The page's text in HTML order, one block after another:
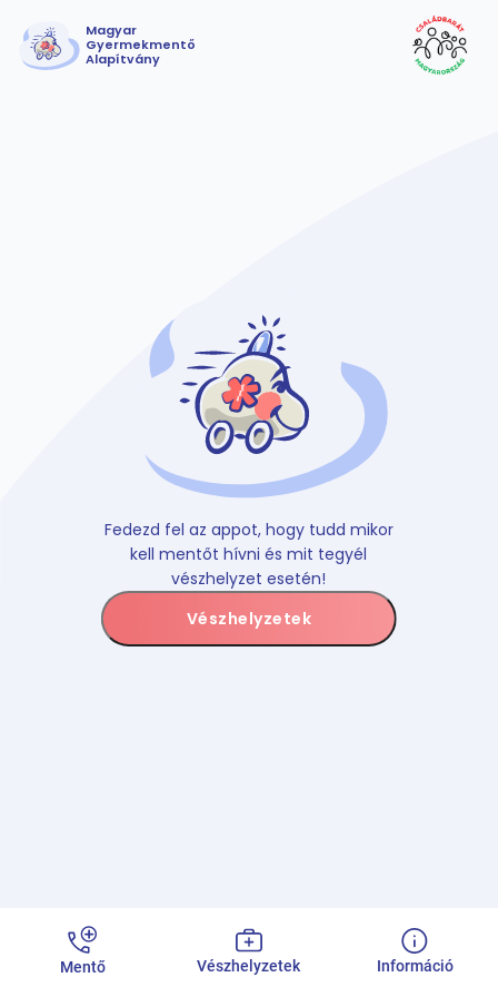
Magyar
Gyermekmentő
Alapítvány
Fedezd fel az appot, hogy tudd mikor
kell mentőt hívni és mit tegyél
vészhelyzet esetén!
Vészhelyzetek
Mentő Vészhelyzetek Információ